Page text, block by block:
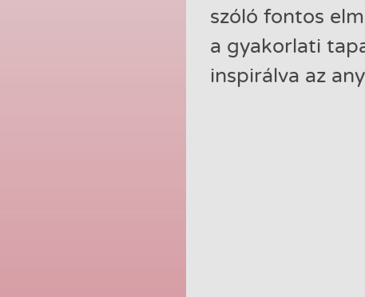
szóló fontos
a gyakorlati
inspirálva az